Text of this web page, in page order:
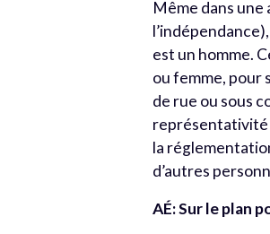
Même dans une
est un homme.
ou femme, pour
de rue ou sous
représentativité
la
d’autres
AÉ: Sur le plan